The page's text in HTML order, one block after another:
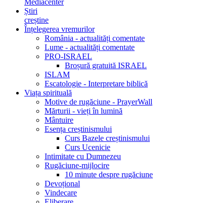
Mediacenter
Știri
creștine
Înțelegerea vremurilor
România - actualități comentate
Lume - actualități comentate
PRO-ISRAEL
Broșură gratuită ISRAEL
ISLAM
Escatologie - Interpretare biblică
Viața spirituală
Motive de rugăciune - PrayerWall
Mărturii - vieți în lumină
Mântuire
Esența creștinismului
Curs Bazele creștinismului
Curs Ucenicie
Intimitate cu Dumnezeu
Rugăciune-mijlocire
10 minute despre rugăciune
Devoțional
Vindecare